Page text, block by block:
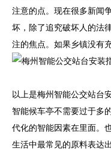
注意的点。现在很多新闻
坏，除了追究破坏人的法
注的焦点。如果乡镇没有
以上是梅州智能公交站台
智能候车亭不需要过于多
代化的智能因素在里面。
生活中最常见的原料表达